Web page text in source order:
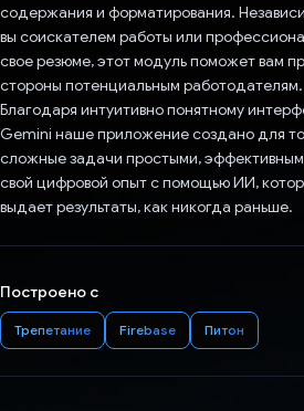
содержания и форматирования.
вы соискателем работы или
свое резюме, этот модуль поможет вам
стороны потенциальным работодателям.
Благодаря интуитивно понятному
Gemini наше приложение создано для
сложные задачи простыми,
свой цифровой опыт с помощью ИИ,
выдает результаты, как никогда раньше.
Построено с
Трепетание Firebase Питон